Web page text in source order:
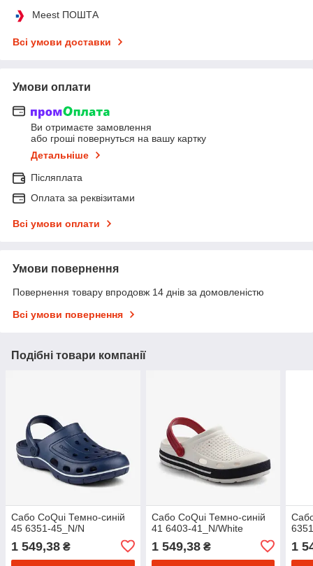
Meest ПОШТА
Всі умови доставки
Умови оплати
Ви отримаєте замовлення
або гроші повернуться на вашу картку
Детальніше
Післяплата
Оплата за реквізитами
Всі умови оплати
Умови повернення
Повернення товару впродовж 14 днів за домовленістю
Всі умови повернення
Подібні товари компанії
Сабо CoQui Темно-синій
45 6351-45_N/N
1 549,38 ₴
Сабо CoQui Темно-синій
41 6403-41_N/White
1 549,38₴ 1